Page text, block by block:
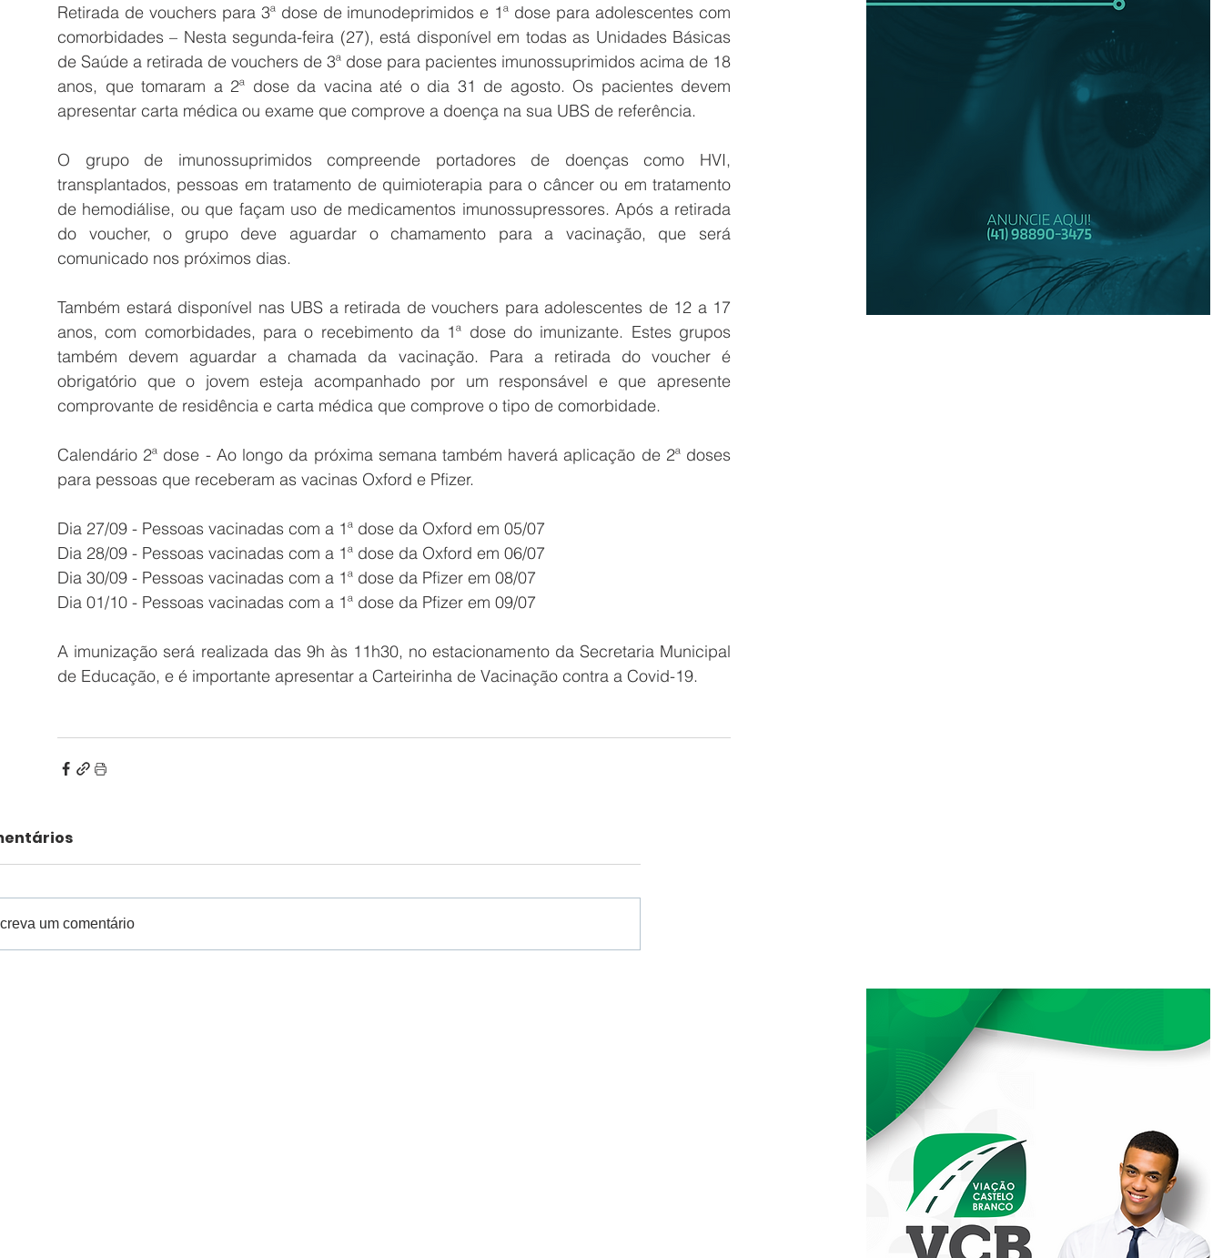
Retirada de vouchers para 3ª dose de imunodeprimidos e 1ª dose para adolescentes com
comorbidades – Nesta segunda-feira (27), está disponível em todas as Unidades Básicas
de Saúde a retirada de vouchers de 3ª dose para pacientes imunossuprimidos acima de 18
anos, que tomaram a 2ª dose da vacina até o dia 31 de agosto. Os pacientes devem
apresentar carta médica ou exame que comprove a doença na sua UBS de referência.
O grupo de imunossuprimidos compreende portadores de doenças como HVI,
transplantados, pessoas em tratamento de quimioterapia para o câncer ou em tratamento
de hemodiálise, ou que façam uso de medicamentos imunossupressores. Após a retirada
do voucher, o grupo deve aguardar o chamamento para a vacinação, que será
comunicado nos próximos dias.
Também estará disponível nas UBS a retirada de vouchers para adolescentes de 12 a 17
anos, com comorbidades, para o recebimento da 1ª dose do imunizante. Estes grupos
também devem aguardar a chamada da vacinação. Para a retirada do voucher é
obrigatório que o jovem esteja acompanhado por um responsável e que apresente
comprovante de residência e carta médica que comprove o tipo de comorbidade.
Calendário 2ª dose - Ao longo da próxima semana também haverá aplicação de 2ª doses
para pessoas que receberam as vacinas Oxford e Pfizer.
Dia 27/09 - Pessoas vacinadas com a 1ª dose da Oxford em 05/07
Dia 28/09 - Pessoas vacinadas com a 1ª dose da Oxford em 06/07
Dia 30/09 - Pessoas vacinadas com a 1ª dose da Pfizer em 08/07
Dia 01/10 - Pessoas vacinadas com a 1ª dose da Pfizer em 09/07
A imunização será realizada das 9h às 11h30, no estacionamento da Secretaria Municipal
de Educação, e é importante apresentar a Carteirinha de Vacinação contra a Covid-19.
um comentário